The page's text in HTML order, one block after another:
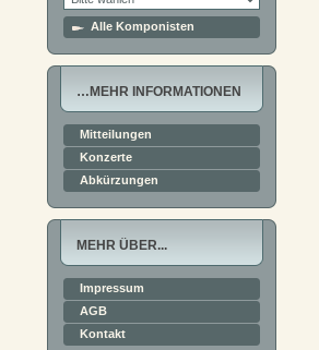
Alle Komponisten
…MEHR INFORMATIONEN
Mitteilungen
Konzerte
Abkürzungen
MEHR ÜBER...
Impressum
AGB
Kontakt